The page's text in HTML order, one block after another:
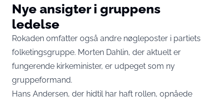
Nye ansigter i gruppens
ledelse
Rokaden omfatter også andre nøgleposter i partiets
folketingsgruppe. Morten Dahlin, der aktuelt er
fungerende kirkeminister, er udpeget som ny
gruppeformand.
Hans Andersen, der hidtil har haft rollen, opnåede